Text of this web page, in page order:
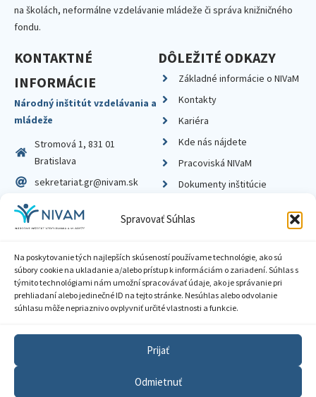
Spravovať Súhlas
Na poskytovanie tých najlepších skúseností používame technológie, ako sú
súbory cookie na ukladanie a/alebo prístup k informáciám o zariadení. Súhlas s
týmito technológiami nám umožní spracovávať údaje, ako je správanie pri
prehliadaní alebo jedinečné ID na tejto stránke. Nesúhlas alebo odvolanie
súhlasu môže nepriaznivo ovplyvniť určité vlastnosti a funkcie.
Prijať
Odmietnuť
na školách, neformálne vzdelávanie mládeže či správa knižničného
fondu.
KONTAKTNÉ
INFORMÁCIE
Národný inštitút vzdelávania a
mládeže
Stromová 1, 831 01
Bratislava
sekretariat.gr@nivam.sk
IČO: 00164348
DIČ: 2020798714
DÔLEŽITÉ ODKAZY
Základné informácie o NIVaM
Kontakty
Kariéra
Kde nás nájdete
Pracoviská NIVaM
Dokumenty inštitúcie
Zásady ochrany súkromia
Sprístupnenie informácií